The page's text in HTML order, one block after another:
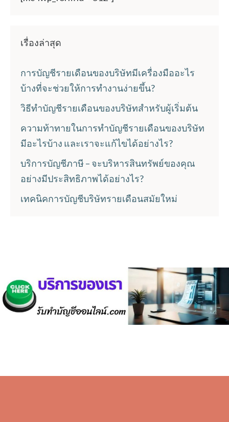
เรื่องล่าสุด
การบัญชีรายเดือนของบริษัทมีเครื่องมืออะไร
บ้างที่จะช่วยให้การทำงานง่ายขึ้น?
วิธีทำบัญชีรายเดือนของบริษัทสำหรับผู้เริ่มต้น
ความท้าทายในการทำบัญชีรายเดือนของบริษัท
มีอะไรบ้าง และเราจะแก้ไขได้อย่างไร?
บริการบัญชีภาษี – จะบริหารสินทรัพย์ของคุณ
อย่างมีประสิทธิภาพได้อย่างไร?
เทคนิคการบัญชีบริษัทรายเดือนสมัยใหม่